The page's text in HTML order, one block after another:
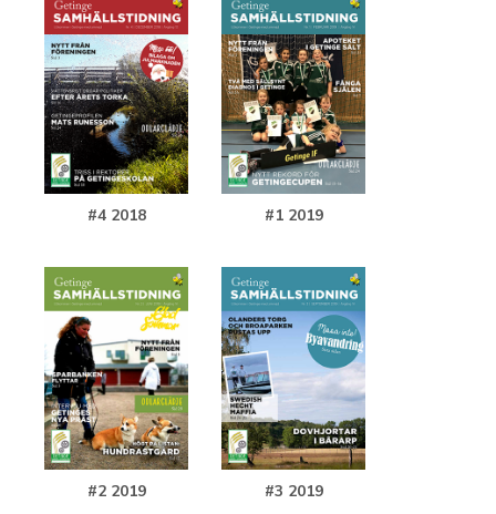
#4 2018 #1 2019
#2 2019 #3 2019